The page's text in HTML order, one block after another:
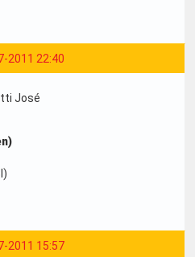
2011 22:40
José
2011 15:57